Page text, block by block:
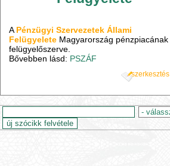
A Pénzügyi Szervezetek Állami
Felügyelete Magyarország pénzpiacának
felügyelőszerve.
Bővebben lásd: PSZÁF
szerkesztés